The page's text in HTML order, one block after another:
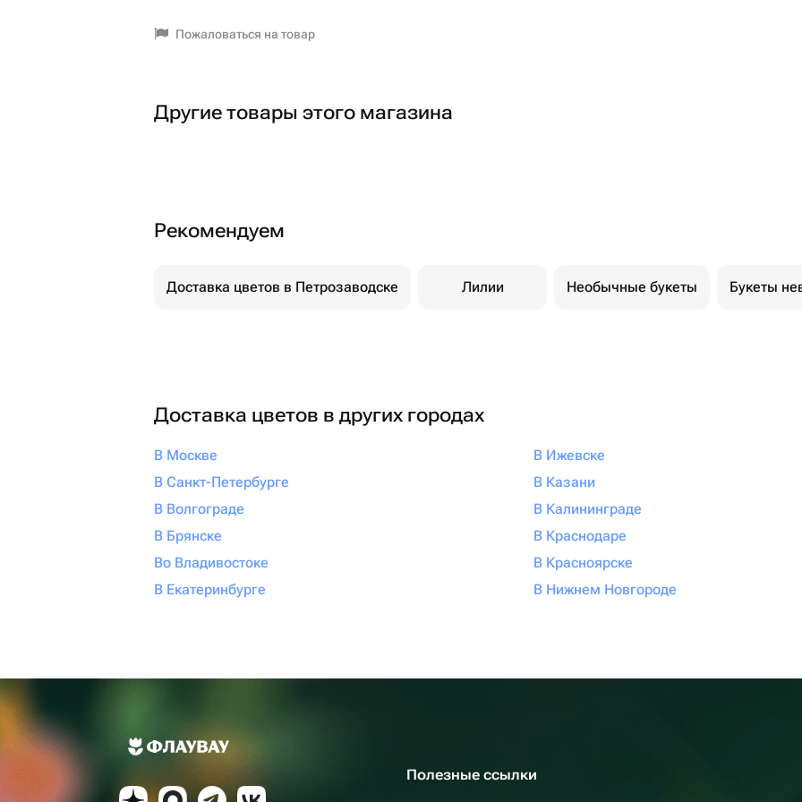
Пожаловаться на товар
Другие товары этого магазина
Рекомендуем
Доставка цветов в Петрозаводске Лилии Необычные букеты Букеты
Доставка цветов в других городах
В Москве
В Санкт-Петербурге
В Волгограде
В Брянске
Во Владивостоке
В Екатеринбурге
В Ижевске
В Казани
В Калининграде
В Краснодаре
В Красноярске
В Нижнем Новгороде
Полезные ссылки